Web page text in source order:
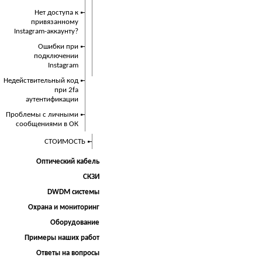
Нет доступа к
привязанному
Instagram-аккаунту?
Ошибки при
подключении
Instagram
Недействительный код
при 2fa
аутентификации
Проблемы с личными
сообщениями в ОК
СТОИМОСТЬ
Оптический кабель
СКЗИ
DWDM системы
Охрана и мониторинг
Оборудование
Примеры наших работ
Ответы на вопросы